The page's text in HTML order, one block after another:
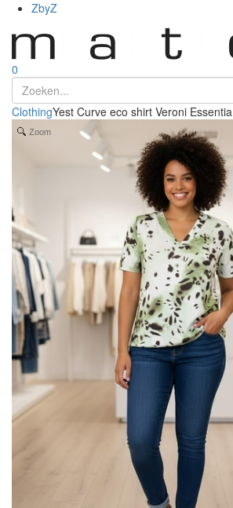
ZbyZ
0
ClothingYest Curve eco shirt Veroni Essentia
Zoom